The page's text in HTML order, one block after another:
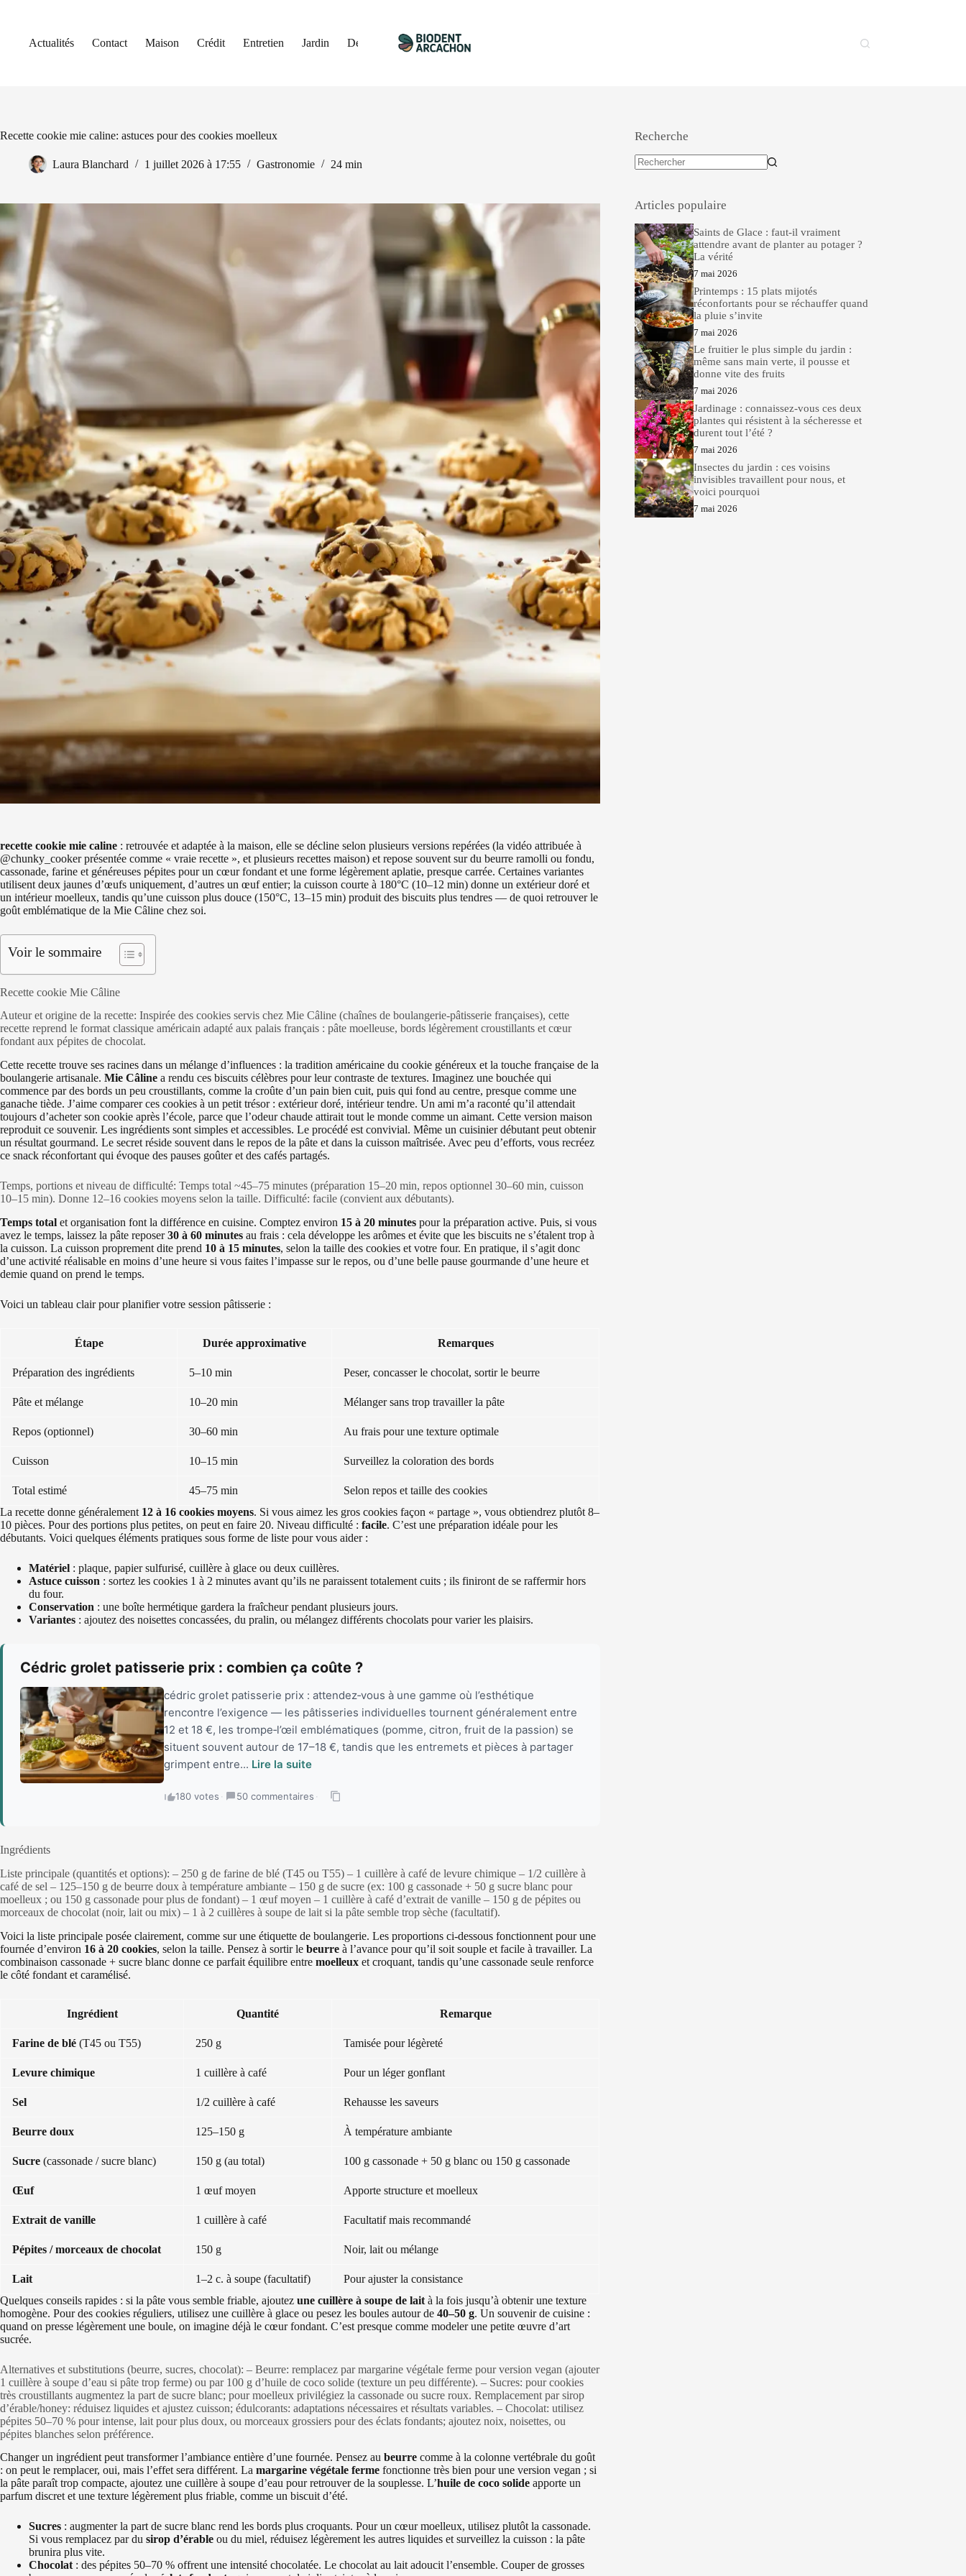
Actualités
Contact Maison Crédit Entretien Jardin Décoration Travaux
Recette cookie mie caline: astuces pour des cookies moelleux
Laura Blanchard 1 juillet 2026 à 17:55 Gastronomie 24 min
recette cookie mie caline : retrouvée et adaptée à la maison, elle se décline selon plusieurs versions repérées (la vidéo attribuée à
@chunky_cooker présentée comme « vraie recette », et plusieurs recettes maison) et repose souvent sur du beurre ramolli ou fondu,
cassonade, farine et généreuses pépites pour un cœur fondant et une forme légèrement aplatie, presque carrée. Certaines variantes
utilisent deux jaunes d’œufs uniquement, d’autres un œuf entier; la cuisson courte à 180°C (10–12 min) donne un extérieur doré et
un intérieur moelleux, tandis qu’une cuisson plus douce (150°C, 13–15 min) produit des biscuits plus tendres — de quoi retrouver le
goût emblématique de la Mie Câline chez soi.
Voir le sommaire
Recette cookie Mie Câline
Auteur et origine de la recette: Inspirée des cookies servis chez Mie Câline (chaînes de boulangerie-pâtisserie françaises), cette
recette reprend le format classique américain adapté aux palais français : pâte moelleuse, bords légèrement croustillants et cœur
fondant aux pépites de chocolat.
Cette recette trouve ses racines dans un mélange d’influences : la tradition américaine du cookie généreux et la touche française de la
boulangerie artisanale. Mie Câline a rendu ces biscuits célèbres pour leur contraste de textures. Imaginez une bouchée qui
commence par des bords un peu croustillants, comme la croûte d’un pain bien cuit, puis qui fond au centre, presque comme une
ganache tiède. J’aime comparer ces cookies à un petit trésor : extérieur doré, intérieur tendre. Un ami m’a raconté qu’il attendait
toujours d’acheter son cookie après l’école, parce que l’odeur chaude attirait tout le monde comme un aimant. Cette version maison
reproduit ce souvenir. Les ingrédients sont simples et accessibles. Le procédé est convivial. Même un cuisinier débutant peut obtenir
un résultat gourmand. Le secret réside souvent dans le repos de la pâte et dans la cuisson maîtrisée. Avec peu d’efforts, vous recréez
ce snack réconfortant qui évoque des pauses goûter et des cafés partagés.
Temps, portions et niveau de difficulté: Temps total ~45–75 minutes (préparation 15–20 min, repos optionnel 30–60 min, cuisson
10–15 min). Donne 12–16 cookies moyens selon la taille. Difficulté: facile (convient aux débutants).
Temps total et organisation font la différence en cuisine. Comptez environ 15 à 20 minutes pour la préparation active. Puis, si vous
avez le temps, laissez la pâte reposer30 à 60 minutes au frais : cela développe les arômes et évite que les biscuits ne s’étalent trop à
la cuisson. La cuisson proprement dite prend 10 à 15 minutes, selon la taille des cookies et votre four. En pratique, il s’agit donc
d’une activité réalisable en moins d’une heure si vous faites l’impasse sur le repos, ou d’une belle pause gourmande d’une heure et
demie quand on prend le temps.
Voici un tableau clair pour planifier votre session pâtisserie :
Étape Durée approximative Remarques
Préparation des ingrédients 5–10 min Peser, concasser le chocolat, sortir le beurre
Pâte et mélange 10–20 min Mélanger sans trop travailler la pâte
Repos (optionnel) 30–60 min Au frais pour une texture optimale
Cuisson 10–15 min Surveillez la coloration des bords
Total estimé 45–75 min
Selon repos et taille des cookies
La recette donne généralement 12 à 16 cookies moyens. Si vous aimez les gros cookies façon « partage », vous obtiendrez plutôt 8–
10 pièces. Pour des portions plus petites, on peut en faire 20. Niveau difficulté : facile. C’est une préparation idéale pour les
débutants. Voici quelques éléments pratiques sous forme de liste pour vous aider :
Matériel : plaque, papier sulfurisé, cuillère à glace ou deux cuillères.
Astuce cuisson : sortez les cookies 1 à 2 minutes avant qu’ils ne paraissent totalement cuits ; ils finiront de se raffermir hors
du four.
Conservation : une boîte hermétique gardera la fraîcheur pendant plusieurs jours.
Variantes : ajoutez des noisettes concassées, du pralin, ou mélangez différents chocolats pour varier les plaisirs.
Cédric grolet patisserie prix : combien ça coûte ?
cédric grolet patisserie prix : attendez‑vous à une gamme où l’esthétique
rencontre l’exigence — les pâtisseries individuelles tournent généralement entre
12 et 18 €, les trompe‑l’œil emblématiques (pomme, citron, fruit de la passion) se
situent souvent autour de 17–18 €, tandis que les entremets et pièces à partager
grimpent entre... Lire la suite
180 votes · 50 commentaires ·
Ingrédients
Liste principale (quantités et options): – 250 g de farine de blé (T45 ou T55) – 1 cuillère à café de levure chimique – 1/2 cuillère à
café de sel – 125–150 g de beurre doux à température ambiante – 150 g de sucre (ex: 100 g cassonade + 50 g sucre blanc pour
moelleux ; ou 150 g cassonade pour plus de fondant) – 1 œuf moyen – 1 cuillère à café d’extrait de vanille – 150 g de pépites ou
morceaux de chocolat (noir, lait ou mix) – 1 à 2 cuillères à soupe de lait si la pâte semble trop sèche (facultatif).
Voici la liste principale posée clairement, comme sur une étiquette de boulangerie. Les proportions ci-dessous fonctionnent pour une
fournée d’environ 16 à 20 cookies, selon la taille. Pensez à sortir le beurre à l’avance pour qu’il soit souple et facile à travailler. La
combinaison cassonade + sucre blanc donne ce parfait équilibre entre moelleux et croquant, tandis qu’une cassonade seule renforce
le côté fondant et caramélisé.
Ingrédient Quantité Remarque
Farine de blé (T45 ou T55) 250 g Tamisée pour légèreté
Levure chimique 1 cuillère à café Pour un léger gonflant
Sel 1/2 cuillère à café Rehausse les saveurs
Beurre doux 125–150 g À température ambiante
Sucre (cassonade / sucre blanc) 150 g (au total) 100 g cassonade + 50 g blanc ou 150 g cassonade
Œuf 1 œuf moyen Apporte structure et moelleux
Extrait de vanille 1 cuillère à café Facultatif mais recommandé
Pépites / morceaux de chocolat 150 g Noir, lait ou mélange
Lait 1–2 c. à soupe (facultatif)
Pour ajuster la consistance
Quelques conseils rapides : si la pâte vous semble friable, ajoutez une cuillère à soupe de lait à la fois jusqu’à obtenir une texture
homogène. Pour des cookies réguliers, utilisez une cuillère à glace ou pesez les boules autour de 40–50 g. Un souvenir de cuisine :
quand on presse légèrement une boule, on imagine déjà le cœur fondant. C’est presque comme modeler une petite œuvre d’art
sucrée.
Alternatives et substitutions (beurre, sucres, chocolat): – Beurre: remplacez par margarine végétale ferme pour version vegan (ajouter
1 cuillère à soupe d’eau si pâte trop ferme) ou par 100 g d’huile de coco solide (texture un peu différente). – Sucres: pour cookies
très croustillants augmentez la part de sucre blanc; pour moelleux privilégiez la cassonade ou sucre roux. Remplacement par sirop
d’érable/honey: réduisez liquides et ajustez cuisson; édulcorants: adaptations nécessaires et résultats variables. – Chocolat: utilisez
pépites 50–70 % pour intense, lait pour plus doux, ou morceaux grossiers pour des éclats fondants; ajoutez noix, noisettes, ou
pépites blanches selon préférence.
Changer un ingrédient peut transformer l’ambiance entière d’une fournée. Pensez au beurre comme à la colonne vertébrale du goût
: on peut le remplacer, oui, mais l’effet sera différent. La margarine végétale ferme fonctionne très bien pour une version vegan ; si
la pâte paraît trop compacte, ajoutez une cuillère à soupe d’eau pour retrouver de la souplesse. L’huile de coco solide apporte un
parfum discret et une texture légèrement plus friable, comme un biscuit d’été.
Sucres : augmenter la part de sucre blanc rend les bords plus croquants. Pour un cœur moelleux, utilisez plutôt la cassonade.
Si vous remplacez par du sirop d’érable ou du miel, réduisez légèrement les autres liquides et surveillez la cuisson : la pâte
brunira plus vite.
Chocolat: des pépites 50–70 % offrent une intensité chocolatée. Le chocolat au lait adoucit l’ensemble. Couper de grosses
Recherche
Articles populaire
Saints de Glace : faut-il vraiment
attendre avant de planter au potager ?
La vérité
7 mai 2026
Printemps : 15 plats mijotés
réconfortants pour se réchauffer quand
la pluie s’invite
7 mai 2026
Le fruitier le plus simple du jardin :
même sans main verte, il pousse et
donne vite des fruits
7 mai 2026
Jardinage : connaissez-vous ces deux
plantes qui résistent à la sécheresse et
durent tout l’été ?
7 mai 2026
Insectes du jardin : ces voisins
invisibles travaillent pour nous, et
voici pourquoi
7 mai 2026